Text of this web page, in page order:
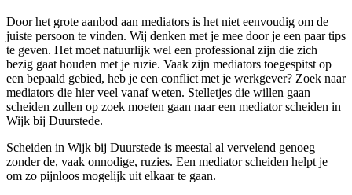
Door het grote aanbod aan mediators is het niet eenvoudig om de
juiste persoon te vinden. Wij denken met je mee door je een paar tips
te geven. Het moet natuurlijk wel een professional zijn die zich
bezig gaat houden met je ruzie. Vaak zijn mediators toegespitst op
een bepaald gebied, heb je een conflict met je werkgever? Zoek naar
mediators die hier veel vanaf weten. Stelletjes die willen gaan
scheiden zullen op zoek moeten gaan naar een mediator scheiden in
Wijk bij Duurstede.
Scheiden in Wijk bij Duurstede is meestal al vervelend genoeg
zonder de, vaak onnodige, ruzies. Een mediator scheiden helpt je
om zo pijnloos mogelijk uit elkaar te gaan.